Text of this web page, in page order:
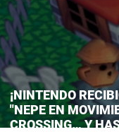
¡NINTENDO
"NEPE EN
CROSSING… Y